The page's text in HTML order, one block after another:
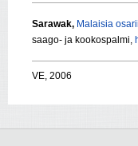
Sarawak, Malaisia
saago- ja kookospalmi,
VE, 2006